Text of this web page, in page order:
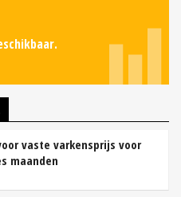
vaste varkensprijs voor
maanden